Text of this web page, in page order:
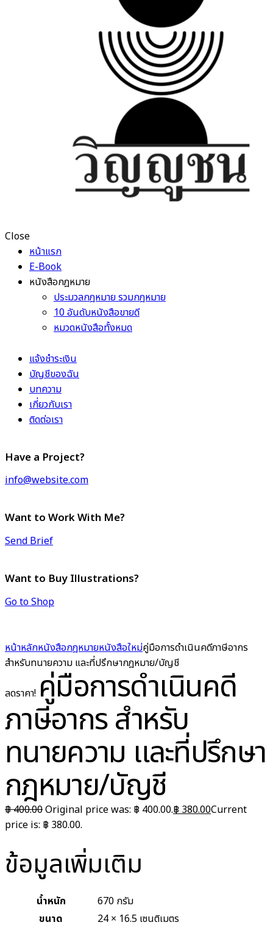
Close
หน้าแรก
E-Book
หนังสือกฎหมาย
ประมวลกฎหมาย รวมกฎหมาย
10 อันดับหนังสือขายดี
หมวดหนังสือทั้งหมด
แจ้งชำระเงิน
บัญชีของฉัน
บทความ
เกี่ยวกับเรา
ติดต่อเรา
Have a Project?
info@website.com
Want to Work With Me?
Send Brief
Want to Buy Illustrations?
Go to Shop
หน้าหลักหนังสือกฎหมายหนังสือใหม่คู่มือการดำเนินคดีภาษีอากร
สำหรับทนายความ และที่ปรึกษากฎหมาย/บัญชี
ลดราคา! คู่มือการดำเนินคดี
ภาษีอากร สำหรับ
ทนายความ และที่ปรึกษา
กฎหมาย/บัญชี
฿400.00Original price was: ฿ 400.00.฿ 380.00Current
price is: ฿ 380.00.
ข้อมูลเพิ่มเติม
น้ำหนัก
670 กรัม
ขนาด
24 × 16.5 เซนติเมตร